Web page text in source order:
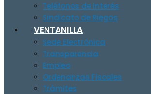
Teléfonos de Interés
Sindicato de Riegos
VENTANILLA
Sede Electrónica
Transparencia
Empleo
Ordenanzas Fiscales
Trámites